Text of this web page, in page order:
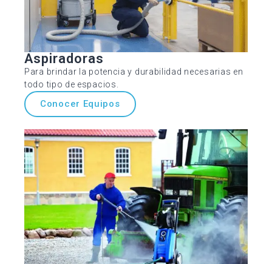
Aspiradoras
Para brindar la potencia y durabilidad necesarias en
todo tipo de espacios.
Conocer Equipos